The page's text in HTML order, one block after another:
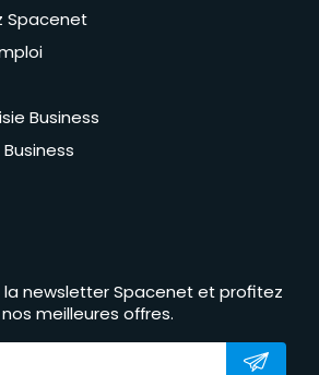
Spacenet
Business
newsletter Spacenet et profitez
meilleures offres.